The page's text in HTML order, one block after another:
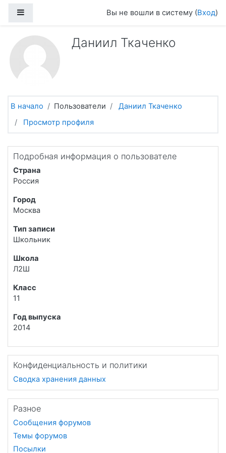
Вы не вошли в систему (Вход)
Даниил Ткаченко
В начало Пользователи
Даниил Ткаченко
Просмотр профиля
Подробная информация о пользователе
Страна
Россия
Город
Москва
Тип записи
Школьник
Школа
Л2Ш
Класс
11
Год выпуска
2014
Конфиденциальность и политики
Сводка хранения данных
Разное
Сообщения форумов
Темы форумов
Посылки